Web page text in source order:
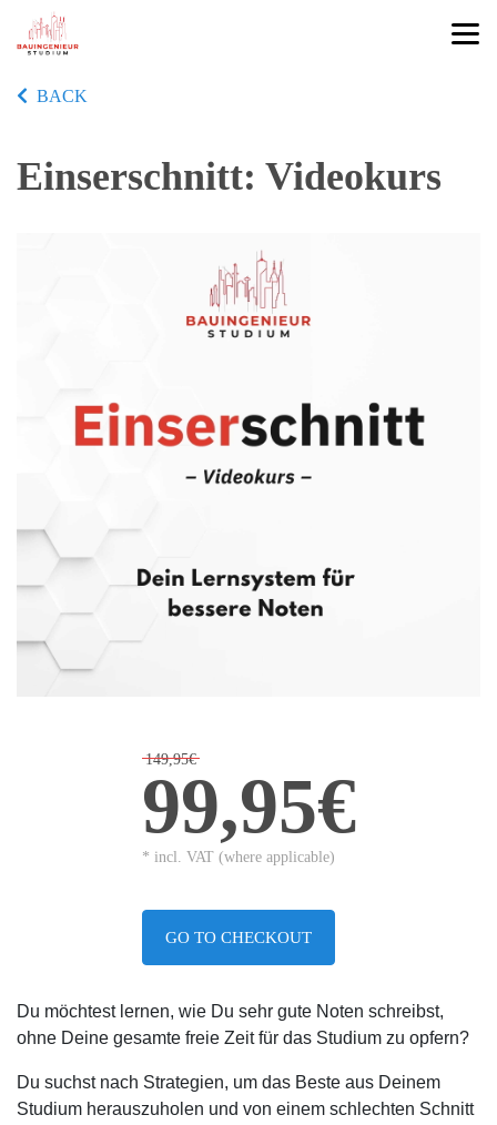
BACK
Einserschnitt: Videokurs
149,95€
99,95€
* incl. VAT (where applicable)
GO TO CHECKOUT
Du möchtest lernen, wie Du sehr gute Noten schreibst,
ohne Deine gesamte freie Zeit für das Studium zu opfern?
Du suchst nach Strategien, um das Beste aus Deinem
Studium herauszuholen und von einem schlechten Schnitt